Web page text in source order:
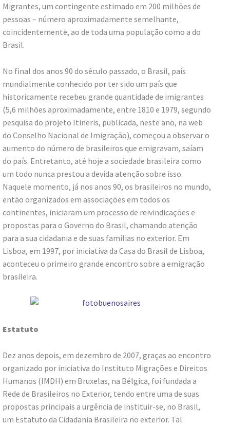
Migrantes, um contingente estimado em 200 milhões de
pessoas – número aproximadamente semelhante,
coincidentemente, ao de toda uma população como a do
Brasil.
No final dos anos 90 do século passado, o Brasil, país
mundialmente conhecido por ter sido um país que
historicamente recebeu grande quantidade de imigrantes
(5,6 milhões aproximadamente, entre 1810 e 1979, segundo
pesquisa do projeto Itineris, publicada, neste ano, na web
do Conselho Nacional de Imigração), começou a observar o
aumento do número de brasileiros que emigravam, saíam
do país. Entretanto, até hoje a sociedade brasileira como
um todo nunca prestou a devida atenção sobre isso.
Naquele momento, já nos anos 90, os brasileiros no mundo,
então organizados em associações em todos os
continentes, iniciaram um processo de reivindicações e
propostas para o Governo do Brasil, chamando atenção
para a sua cidadania e de suas famílias no exterior. Em
Lisboa, em 1997, por iniciativa da Casa do Brasil de Lisboa,
aconteceu o primeiro grande encontro sobre a emigração
brasileira.
Estatuto
Dez anos depois, em dezembro de 2007, graças ao encontro
organizado por iniciativa do Instituto Migrações e Direitos
Humanos (IMDH) em Bruxelas, na Bélgica, foi fundada a
Rede de Brasileiros no Exterior, tendo entre uma de suas
propostas principais a urgência de instituir-se, no Brasil,
um Estatuto da Cidadania Brasileira no exterior. Tal